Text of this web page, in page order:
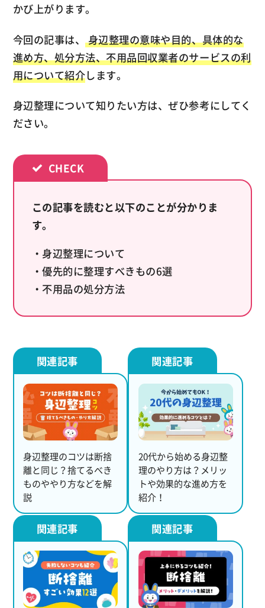
かび上がります。
今回の記事は、身辺整理の意味や目的、具体的な
進め方、処分方法、不用品回収業者のサービスの利
用について紹介します。
身辺整理について知りたい方は、ぜひ参考にしてく
ださい。
この記事を読むと以下のことが分かりま
す。
・身辺整理について
・優先的に整理すべきもの6選
・不用品の処分方法
身辺整理のコツは断捨
離と同じ？捨てるべき
ものややり方などを解
説
20代から始める身辺整
理のやり方は？メリッ
トや効果的な進め方を
紹介！